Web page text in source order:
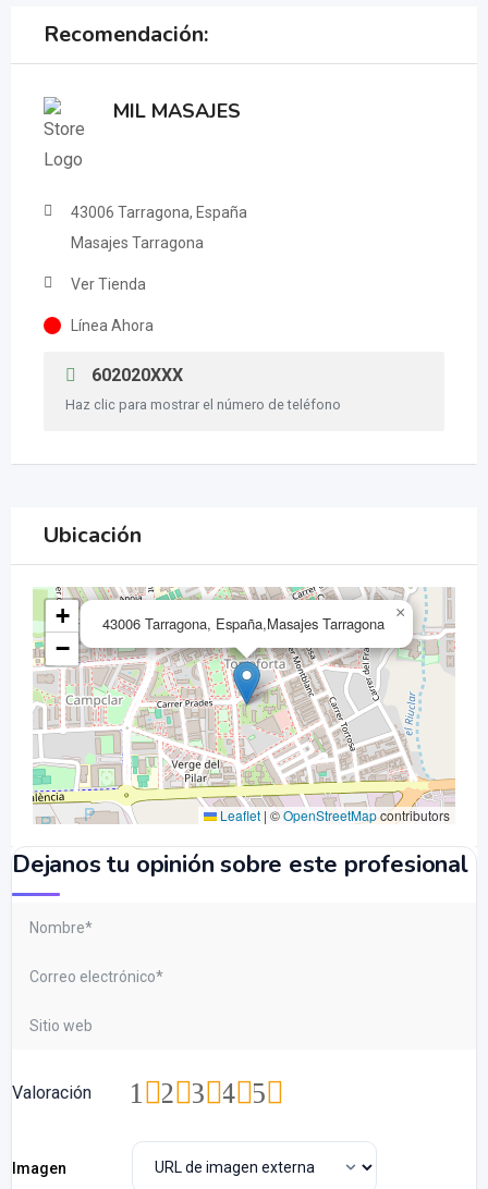
Recomendación:
MIL MASAJES
43006 Tarragona, España
Masajes Tarragona
Ver Tienda
Línea Ahora
602020XXX
Haz clic para mostrar el número de teléfono
Ubicación
43006 Tarragona, España,Masajes Tarragona
×
+
−
Leaflet | ©OpenStreetMapcontributors
Dejanos tu opinión sobre este profesional
Valoración 5
4
3
2
1
Imagen